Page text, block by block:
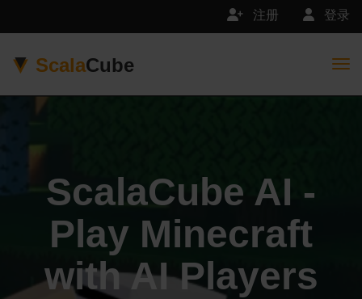
登录
注册
ScalaCube
ScalaCube AI -
Play Minecraft
with AI Players